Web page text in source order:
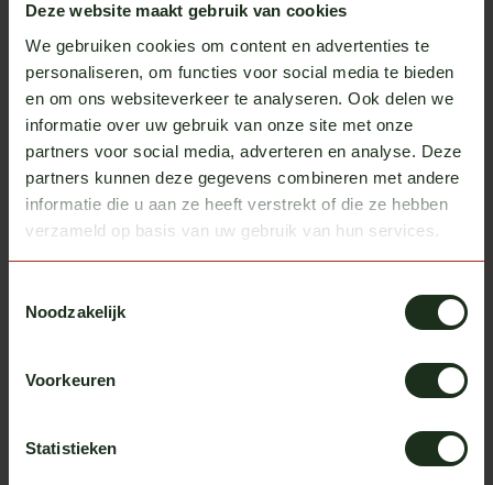
Deze website maakt gebruik van cookies
We gebruiken cookies om content en advertenties te
personaliseren, om functies voor social media te bieden
en om ons websiteverkeer te analyseren. Ook delen we
informatie over uw gebruik van onze site met onze
partners voor social media, adverteren en analyse. Deze
partners kunnen deze gegevens combineren met andere
informatie die u aan ze heeft verstrekt of die ze hebben
verzameld op basis van uw gebruik van hun services.
Noodzakelijk
Voorkeuren
Statistieken
Nedking
Air horn 95cm
In stock
€ 219,00 Excl. tax
Hi-Do
Turkish Whistle 24V
In stock
€ 32,90Excl. tax